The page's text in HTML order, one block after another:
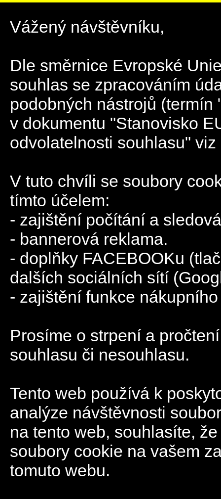
Vážený návštěvníku,
Dle směrnice Evropské
souhlas se zpracováním
podobných nástrojů
v dokumentu "Stanovisko
odvolatelnosti souhlasu"
V tuto chvíli se soubory
tímto účelem:
- zajištění počítání a
- bannerová reklama.
- doplňky FACEBOOKu
dalších sociálních sítí
- zajištění funkce
Prosíme o strpení a
souhlasu či nesouhlasu.
Tento web používá k
analýze návštěvnosti
na tento web, souhlasíte,
soubory cookie na vašem
tomuto webu.